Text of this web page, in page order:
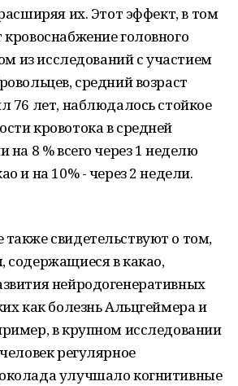
их. Этот эффект, в том
головного
из исследований с участием
средний возраст
76 лет, наблюдалось стойкое
кровотока в средней
на 8 % всего через 1 неделю
и на 10% - через 2 недели.
свидетельствуют о том,
в какао,
нейродогенеративных
как болезнь Альцгеймера и
в крупном исследовании
регулярное
улучшало когнитивные